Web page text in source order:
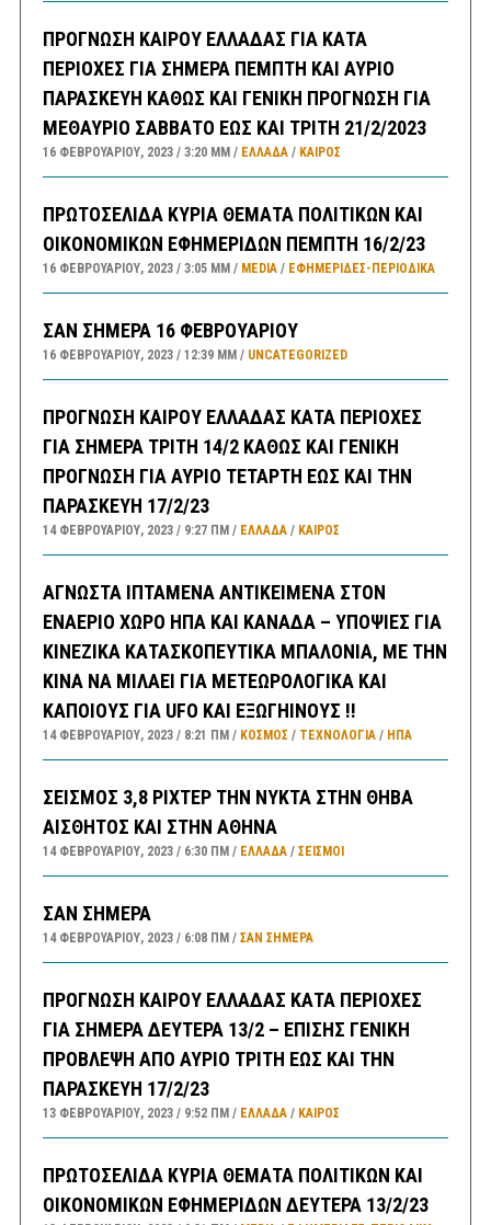
ΠΡΟΓΝΩΣΗ ΚΑΙΡΟΥ ΕΛΛΑΔΑΣ ΓΙΑ ΚΑΤΑ
ΠΕΡΙΟΧΕΣ ΓΙΑ ΣΗΜΕΡΑ ΠΕΜΠΤΗ ΚΑΙ ΑΥΡΙΟ
ΠΑΡΑΣΚΕΥΗ ΚΑΘΩΣ ΚΑΙ ΓΕΝΙΚΗ ΠΡΟΓΝΩΣΗ ΓΙΑ
ΜΕΘΑΥΡΙΟ ΣΑΒΒΑΤΟ ΕΩΣ ΚΑΙ ΤΡΙΤΗ 21/2/2023
16 ΦΕΒΡΟΥΑΡΊΟΥ, 2023 3:20 ΜΜ ΕΛΛΑΔA/ ΚΑΙΡΌΣ
ΠΡΩΤΟΣΕΛΙΔΑ ΚΥΡΙΑ ΘΕΜΑΤΑ ΠΟΛΙΤΙΚΩΝ ΚΑΙ
ΟΙΚΟΝΟΜΙΚΩΝ ΕΦΗΜΕΡΙΔΩΝ ΠΕΜΠΤΗ 16/2/23
16 ΦΕΒΡΟΥΑΡΊΟΥ, 2023 3:05 ΜΜ MEDIA/ ΕΦΗΜΕΡΊΔΕΣ-ΠΕΡΙΟΔΙΚΆ
ΣΑΝ ΣΗΜΕΡΑ 16 ΦΕΒΡΟΥΑΡΙΟΥ
16 ΦΕΒΡΟΥΑΡΊΟΥ, 2023 12:39 ΜΜ UNCATEGORIZED
ΠΡΟΓΝΩΣΗ ΚΑΙΡΟΥ ΕΛΛΑΔΑΣ ΚΑΤΑ ΠΕΡΙΟΧΕΣ
ΓΙΑ ΣΗΜΕΡΑ ΤΡΙΤΗ 14/2 ΚΑΘΩΣ ΚΑΙ ΓΕΝΙΚΗ
ΠΡΟΓΝΩΣΗ ΓΙΑ ΑΥΡΙΟ ΤΕΤΑΡΤΗ ΕΩΣ ΚΑΙ ΤΗΝ
ΠΑΡΑΣΚΕΥΗ 17/2/23
14 ΦΕΒΡΟΥΑΡΊΟΥ, 2023 9:27 ΠΜ ΕΛΛΑΔA/ ΚΑΙΡΌΣ
ΑΓΝΩΣΤΑ ΙΠΤΑΜΕΝΑ ΑΝΤΙΚΕΙΜΕΝΑ ΣΤΟΝ
ΕΝΑΕΡΙΟ ΧΩΡΟ ΗΠΑ ΚΑΙ ΚΑΝΑΔΑ – ΥΠΟΨΙΕΣ ΓΙΑ
ΚΙΝΕΖΙΚΑ ΚΑΤΑΣΚΟΠΕΥΤΙΚΑ ΜΠΑΛΟΝΙΑ, ΜΕ ΤΗΝ
ΚΙΝΑ ΝΑ ΜΙΛΑΕΙ ΓΙΑ ΜΕΤΕΩΡΟΛΟΓΙΚΑ ΚΑΙ
ΚΑΠΟΙΟΥΣ ΓΙΑ UFO ΚΑΙ ΕΞΩΓΗΙΝΟΥΣ !!
14 ΦΕΒΡΟΥΑΡΊΟΥ, 2023 8:21 ΠΜ ΚΟΣΜΟΣ / ΤΕΧΝΟΛΟΓΙΑ/ ΗΠΑ
ΣΕΙΣΜΟΣ 3,8 ΡΙΧΤΕΡ ΤΗΝ ΝΥΚΤΑ ΣΤΗΝ ΘΗΒΑ
ΑΙΣΘΗΤΟΣ ΚΑΙ ΣΤΗΝ ΑΘΗΝΑ
14 ΦΕΒΡΟΥΑΡΊΟΥ, 2023 6:30 ΠΜ ΕΛΛΑΔA/ ΣΕΙΣΜΟΙ
ΣΑΝ ΣΗΜΕΡΑ
14 ΦΕΒΡΟΥΑΡΊΟΥ, 2023 6:08 ΠΜ ΣΑΝ ΣΉΜΕΡΑ
ΠΡΟΓΝΩΣΗ ΚΑΙΡΟΥ ΕΛΛΑΔΑΣ ΚΑΤΑ ΠΕΡΙΟΧΕΣ
ΓΙΑ ΣΗΜΕΡΑ ΔΕΥΤΕΡΑ 13/2 – ΕΠΙΣΗΣ ΓΕΝΙΚΗ
ΠΡΟΒΛΕΨΗ ΑΠΟ ΑΥΡΙΟ ΤΡΙΤΗ ΕΩΣ ΚΑΙ ΤΗΝ
ΠΑΡΑΣΚΕΥΗ 17/2/23
13 ΦΕΒΡΟΥΑΡΊΟΥ, 2023 9:52 ΠΜ ΕΛΛΑΔA/ ΚΑΙΡΌΣ
ΠΡΩΤΟΣΕΛΙΔΑ ΚΥΡΙΑ ΘΕΜΑΤΑ ΠΟΛΙΤΙΚΩΝ ΚΑΙ
ΟΙΚΟΝΟΜΙΚΩΝ ΕΦΗΜΕΡΙΔΩΝ ΔΕΥΤΕΡΑ 13/2/23